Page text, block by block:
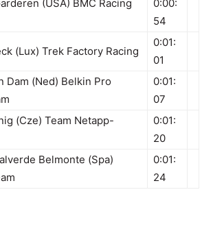
(USA) BMC Racing
0:00:
54
(Lux) Trek Factory Racing
0:01:
01
Dam (Ned) Belkin Pro
0:01:
07
(Cze) Team Netapp-
0:01:
20
Belmonte (Spa)
0:01:
24